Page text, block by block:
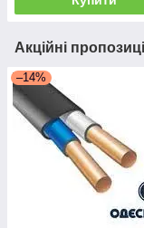
Акційні
–14%